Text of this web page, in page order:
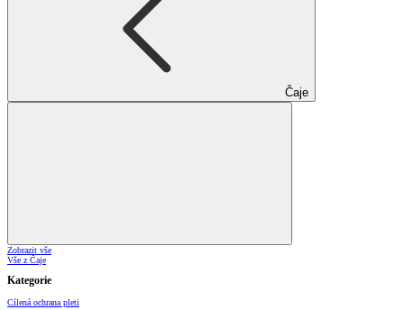
Čaje
Zobrazit vše
Vše z Čaje
Kategorie
Cílená ochrana pleti